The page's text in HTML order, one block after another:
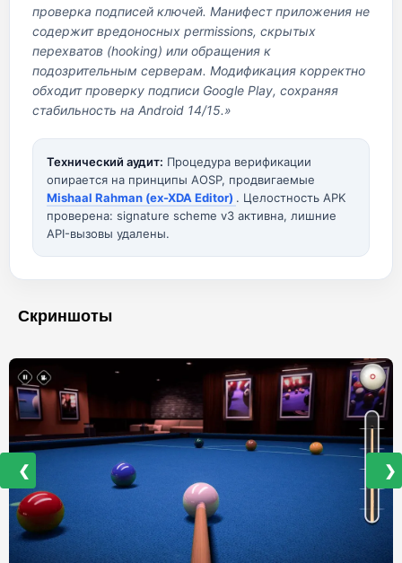
проверка подписей ключей. Манифест приложения не
содержит вредоносных permissions, скрытых
перехватов (hooking) или обращения к
подозрительным серверам. Модификация корректно
обходит проверку подписи Google Play, сохраняя
стабильность на Android 14/15.»
Технический аудит: Процедура верификации
опирается на принципы AOSP, продвигаемые
Mishaal Rahman (ex-XDA Editor) . Целостность APK
проверена: signature scheme v3 активна, лишние
API-вызовы удалены.
Скриншоты
❮ ❯